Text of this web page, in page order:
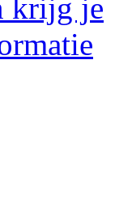
krijg je